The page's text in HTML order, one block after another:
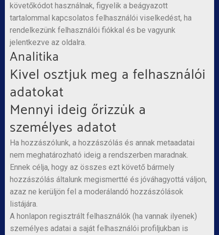
követőkódot használnak, figyelik a beágyazott
tartalommal kapcsolatos felhasználói viselkedést, ha
rendelkezünk felhasználói fiókkal és be vagyunk
jelentkezve az oldalra.
Analitika
Kivel osztjuk meg a felhasználói
adatokat
Mennyi ideig őrizzük a
személyes adatot
Ha hozzászólunk, a hozzászólás és annak metaadatai
nem meghatározható ideig a rendszerben maradnak.
Ennek célja, hogy az összes ezt követő bármely
hozzászólás általunk megismertté és jóváhagyottá váljon,
azaz ne kerüljön fel a moderálandó hozzászólások
listájára.
A honlapon regisztrált felhasználók (ha vannak ilyenek)
személyes adatai a saját felhasználói profiljukban is